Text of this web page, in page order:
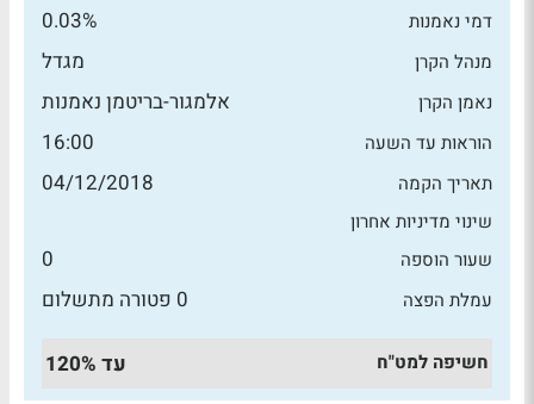
דמי נאמנות 0.03%
מנהל הקרן מגדל
נאמן הקרן אלמגור-בריטמן נאמנות
הוראות עד השעה 16:00
תאריך הקמה 04/12/2018
שינוי מדיניות אחרון
שעור הוספה
0
עמלת הפצה 0 פטורה מתשלום
חשיפה למט"ח עד 120%